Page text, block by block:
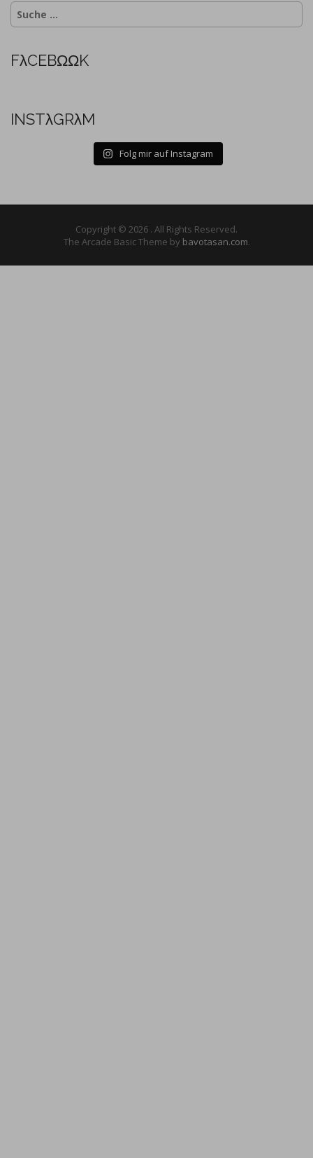
Suche
nach:
FλCEBΩΩK
INSTλGRλM
Folg mir auf Instagram
Copyright © 2026 . All Rights Reserved.
The Arcade Basic Theme by bavotasan.com.